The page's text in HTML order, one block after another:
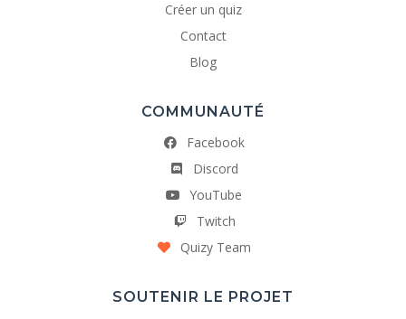
Créer un quiz
Contact
Blog
COMMUNAUTÉ
Facebook
Discord
YouTube
Twitch
Quizy Team
SOUTENIR LE PROJET